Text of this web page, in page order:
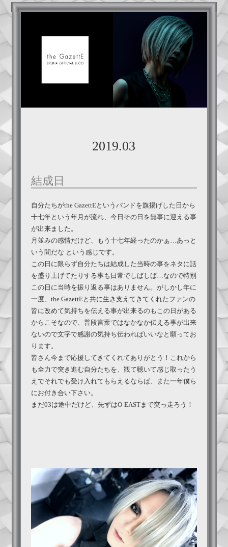
2019.03
結成日
自分たちがthe GazettEというバンドを旗揚げした日から
十七年という年月が流れ、今日その日を無事に迎える事
が出来ました。
月並みの感情だけど、もう十七年経ったのかぁ…あっと
いう間だな という感じです。
この日に限らず自分たちは結成した当時の事をネタに話
を盛り上げてたりする事も日常でしばしば…なので特別
この日に当時を振り返る事はありません。がしかし年に
一度、the GazettEと共に生き支えてきてくれたファンの
皆に改めて気持ちを伝える事が出来るのもこの日がある
からこそなので、普段言葉ではなかなか伝える事が出来
ないので文字で感謝の気持ち伝わればいいなと願ってお
ります。
皆さん今まで応援してきてくれてありがとう！これから
も全力で突き進む自分たちを、観て聴いて感じ取ったう
えでそれでも受け入れてもらえるならば、また一年僕ら
にお付き合い下さい。
まだ03は途中だけど、先ずはO-EASTまで突っ走ろう！